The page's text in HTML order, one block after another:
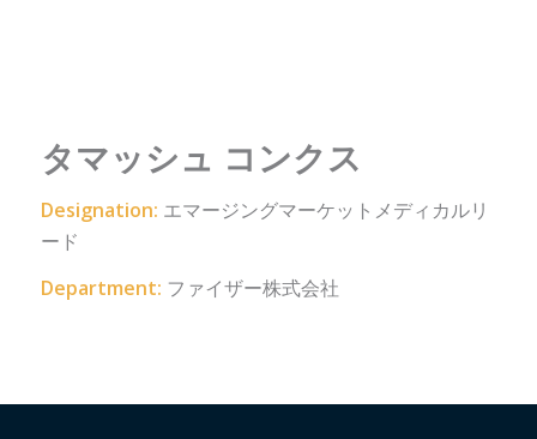
タマッシュ コンクス
Designation: エマージングマーケットメディカルリ
ード
Department: ファイザー株式会社